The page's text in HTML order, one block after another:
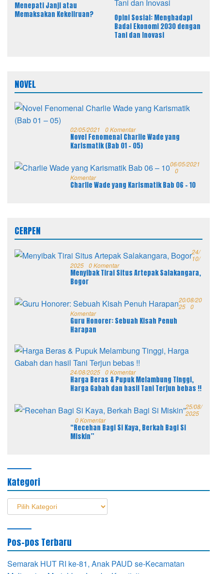
Menepati Janji atau
Memaksakan Kekeliruan?
Opini Sosial: Menghadapi
Badai Ekonomi 2030 dengan
Tani dan Inovasi
NOVEL
02/05/2021 0 Komentar
Novel Fenomenal Charlie Wade yang
Karismatik (Bab 01 – 05)
06/05/2021
0
Komentar
Charlie Wade yang Karismatik Bab 06 – 10
CERPEN
24/
10/
2025 0 Komentar
Menyibak Tirai Situs Artepak Salakangara,
Bogor
20/08/20
25 0
Komentar
Guru Honorer: Sebuah Kisah Penuh
Harapan
24/08/2025 0 Komentar
Harga Beras & Pupuk Melambung Tinggi,
Harga Gabah dan hasil Tani Terjun bebas !!
25/08/
2025
0 Komentar
“Recehan Bagi Si Kaya, Berkah Bagi Si
Miskin”
Kategori
Kategori
Pos-pos Terbaru
Semarak HUT RI ke-81, Anak PAUD se-Kecamatan